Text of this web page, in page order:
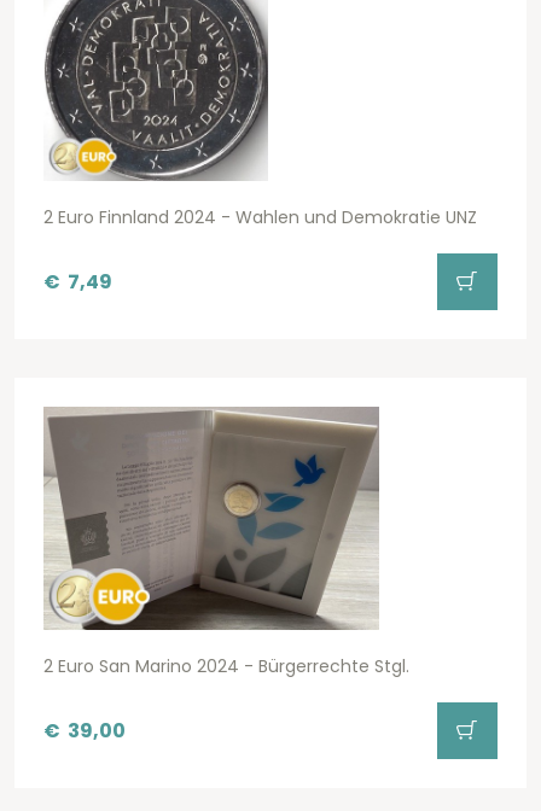
2 Euro Finnland 2024 - Wahlen und Demokratie UNZ
€ 7,49
2 Euro San Marino 2024 - Bürgerrechte Stgl.
€ 39,00